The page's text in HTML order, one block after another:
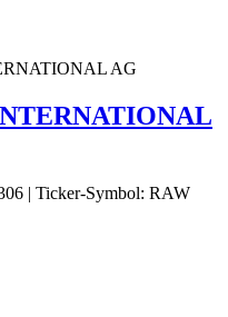
| Ticker-Symbol: RAW